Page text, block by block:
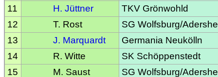
11
H. Jüttner
TKV Grönwohld
12
T. Rost
SG Wolfsburg/
13
J. Marquardt
Germania Neukölln
14
R. Witte
SK Schöppenstedt
15
M. Saust
SG Wolfsburg/